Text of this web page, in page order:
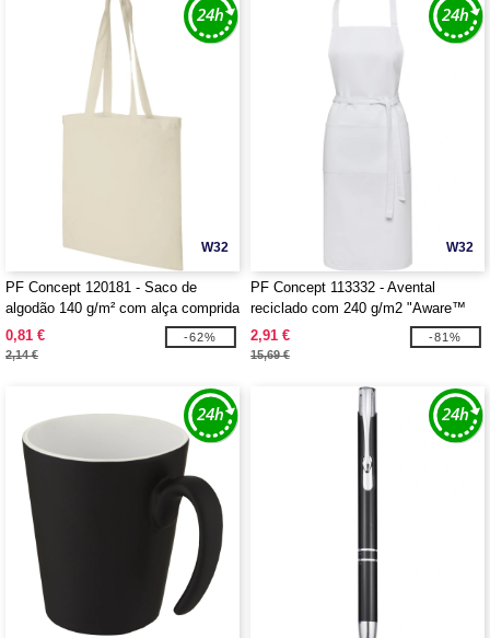
W32
PF Concept 120181 - Saco de
algodão 140 g/m² com alça comprida
"Madras"
0,81 €
2,14 €
-62%
W32
PF Concept 113332 - Avental
reciclado com 240 g/m2 "Aware™
Shara"
2,91 €
15,69 €
-81%